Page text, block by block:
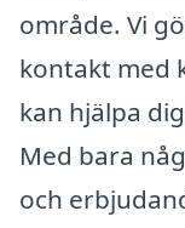
område. Vi
kontakt med
kan hjälpa
Med bara
och